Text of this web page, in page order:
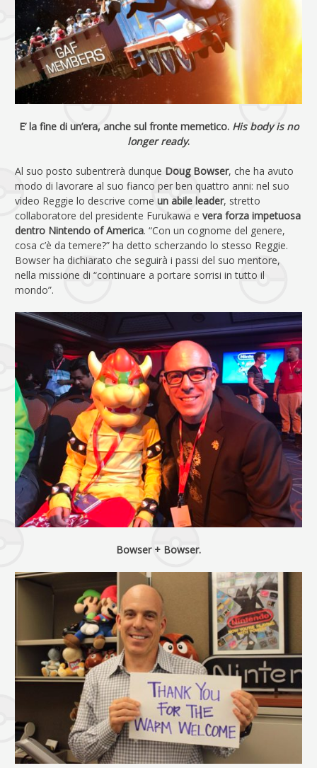
E’ la fine di un’era, anche sul fronte memetico. His body is no
longer ready.
Al suo posto subentrerà dunque Doug Bowser, che ha avuto
modo di lavorare al suo fianco per ben quattro anni: nel suo
video Reggie lo descrive come un abile leader, stretto
collaboratore del presidente Furukawa e vera forza impetuosa
dentro Nintendo of America. “Con un cognome del genere,
cosa c’è da temere?” ha detto scherzando lo stesso Reggie.
Bowser ha dichiarato che seguirà i passi del suo mentore,
nella missione di “continuare a portare sorrisi in tutto il
mondo”.
Bowser + Bowser.